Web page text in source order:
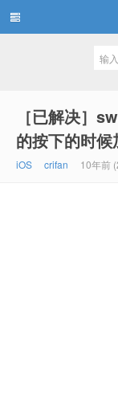
［已解决］
的按下的时
iOS crifan 10年前